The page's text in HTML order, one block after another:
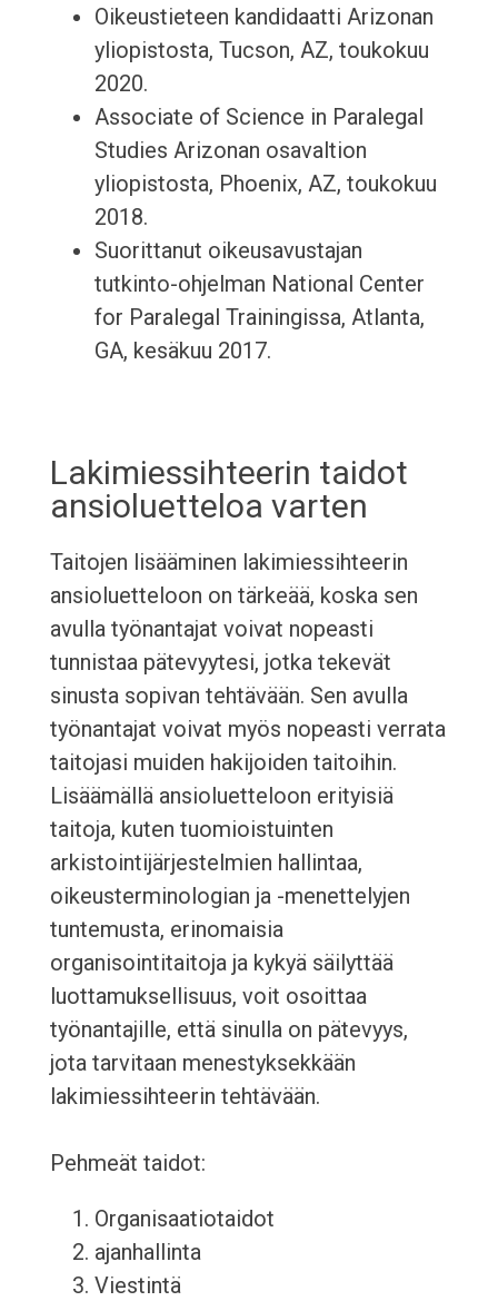
Oikeustieteen kandidaatti Arizonan
yliopistosta, Tucson, AZ, toukokuu
2020.
Associate of Science in Paralegal
Studies Arizonan osavaltion
yliopistosta, Phoenix, AZ, toukokuu
2018.
Suorittanut oikeusavustajan
tutkinto-ohjelman National Center
for Paralegal Trainingissa, Atlanta,
GA, kesäkuu 2017.
Lakimiessihteerin taidot
ansioluetteloa varten
Taitojen lisääminen lakimiessihteerin
ansioluetteloon on tärkeää, koska sen
avulla työnantajat voivat nopeasti
tunnistaa pätevyytesi, jotka tekevät
sinusta sopivan tehtävään. Sen avulla
työnantajat voivat myös nopeasti verrata
taitojasi muiden hakijoiden taitoihin.
Lisäämällä ansioluetteloon erityisiä
taitoja, kuten tuomioistuinten
arkistointijärjestelmien hallintaa,
oikeusterminologian ja -menettelyjen
tuntemusta, erinomaisia
organisointitaitoja ja kykyä säilyttää
luottamuksellisuus, voit osoittaa
työnantajille, että sinulla on pätevyys,
jota tarvitaan menestyksekkään
lakimiessihteerin tehtävään.
Pehmeät taidot:
Organisaatiotaidot
ajanhallinta
Viestintä